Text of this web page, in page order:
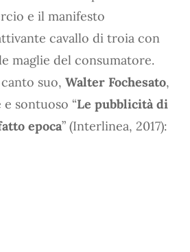
e il manifesto
cavallo di troia con
maglie del consumatore.
suo, Walter Fochesato,
sontuoso “Le pubblicità di
epoca” (Interlinea, 2017):